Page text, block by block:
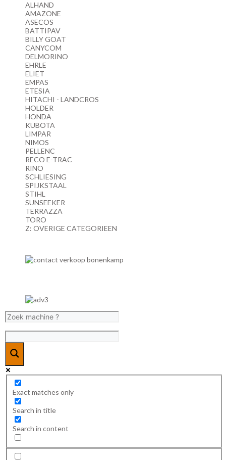
ALHAND
AMAZONE
ASECOS
BATTIPAV
BILLY GOAT
CANYCOM
DELMORINO
EHRLE
ELIET
EMPAS
ETESIA
HITACHI - LANDCROS
HOLDER
HONDA
KUBOTA
LIMPAR
NIMOS
PELLENC
RECO E-TRAC
RINO
SCHLIESING
SPIJKSTAAL
STIHL
SUNSEEKER
TERRAZZA
TORO
Z: OVERIGE CATEGORIEEN
Exact matches only
Search in title
Search in content